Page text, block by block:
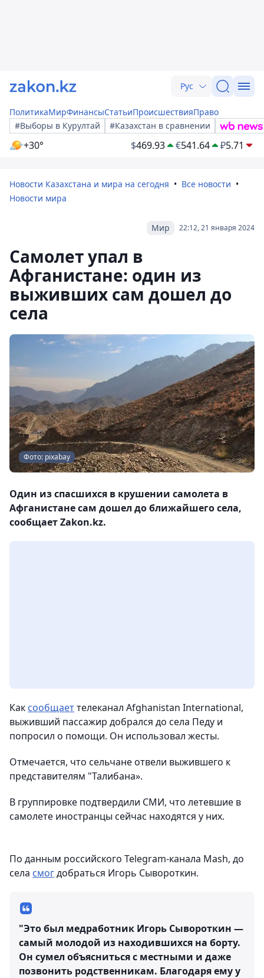
Рус
ПолитикаМирФинансыСтатьиПроисшествияПраво
#Выборы в Курултай
#Казахстан в сравнении
+30° $469.93 €541.64 ₽5.71
Новости Казахстана и мира на сегодня
Все новости
Новости мира
22:12, 21 января 2024
Мир
Самолет упал в
Афганистане: один из
выживших сам дошел до
села
Фото: pixabay
Один из спасшихся в крушении самолета в
Афганистане сам дошел до ближайшего села,
сообщает Zakon.kz.
Как сообщаеттелеканал Afghanistan International,
выживший пассажир добрался до села Педу и
попросил о помощи. Он использовал жесты.
Отмечается, что сельчане отвели выжившего к
представителям "Талибана».
В группировке подтвердили СМИ, что летевшие в
самолете иностранцы сейчас находятся у них.
По данным российского Telegram-канала Mash, до
села смогдобраться Игорь Сывороткин.
"Это был медработник Игорь Сывороткин —
самый молодой из находившихся на борту.
Он сумел объясниться с местными и даже
позвонить родственникам. Благодаря ему у